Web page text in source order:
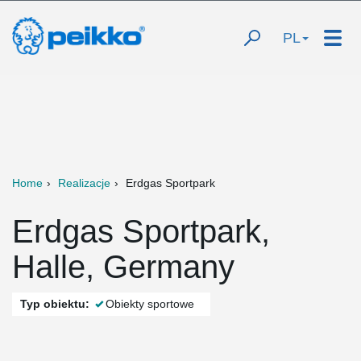
PL
Home Realizacje Erdgas Sportpark
Erdgas Sportpark,
Halle, Germany
Typ obiektu: Obiekty sportowe